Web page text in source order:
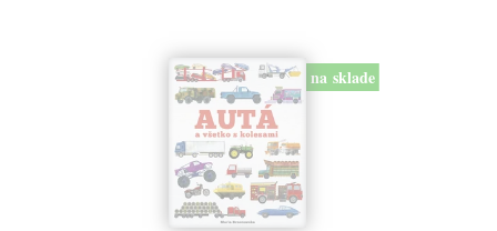
na sklade